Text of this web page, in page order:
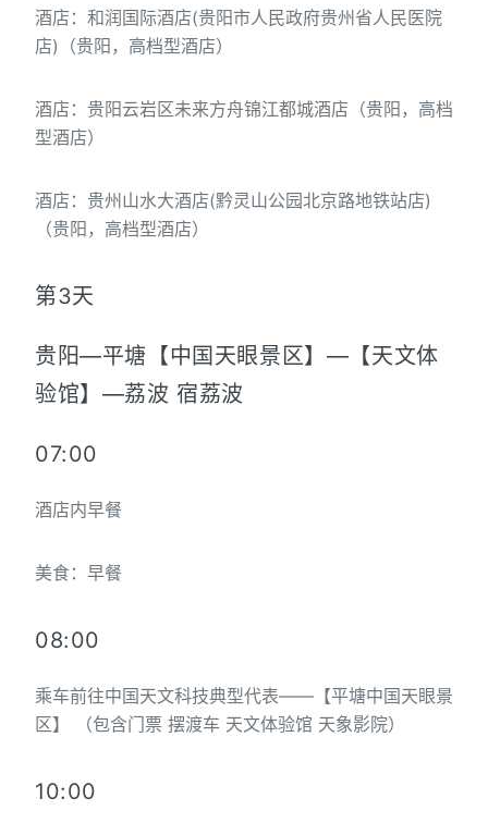
酒店：和润国际酒店(贵阳市人民政府贵州省人民医院
店)（贵阳，高档型酒店）
酒店：贵阳云岩区未来方舟锦江都城酒店（贵阳，高档
型酒店）
酒店：贵州山水大酒店(黔灵山公园北京路地铁站店)
（贵阳，高档型酒店）
第3天
贵阳—平塘【中国天眼景区】—【天文体
验馆】—荔波 宿荔波
07:00
酒店内早餐
美食：早餐
08:00
乘车前往中国天文科技典型代表——【平塘中国天眼景
区】 （包含门票 摆渡车 天文体验馆 天象影院）
10:00